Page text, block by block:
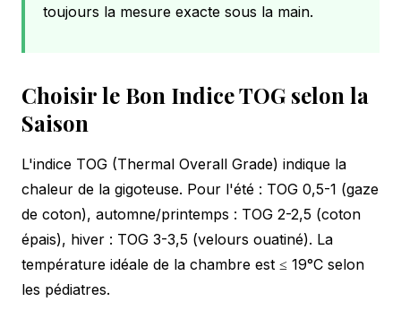
toujours la mesure exacte sous la main.
Choisir le Bon Indice TOG selon la
Saison
L'indice TOG (Thermal Overall Grade) indique la
chaleur de la gigoteuse. Pour l'été : TOG 0,5-1 (gaze
de coton), automne/printemps : TOG 2-2,5 (coton
épais), hiver : TOG 3-3,5 (velours ouatiné). La
température idéale de la chambre est ≤ 19°C selon
les pédiatres.